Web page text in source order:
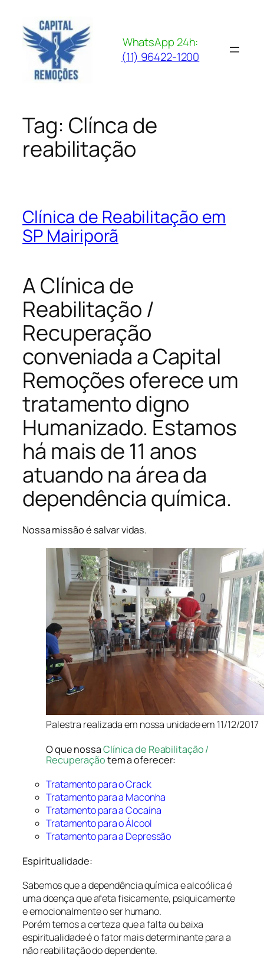
para
conteúdo
WhatsApp 24h:
(11) 96422-1200
Tag: Clínca de
reabilitação
Clínica de Reabilitação em
SP Mairiporã
A Clínica de
Reabilitação /
Recuperação
conveniada a Capital
Remoções oferece um
tratamento digno
Humanizado. Estamos
há mais de 11 anos
atuando na área da
dependência química.
Nossa missão é salvar vidas.
Palestra realizada em nossa unidade em 11/12/2017
O que nossaClínica de Reabilitação /
Recuperaçãotem a oferecer:
Tratamento para o Crack
Tratamento para a Maconha
Tratamento para a Cocaína
Tratamento para o Álcool
Tratamento para a Depressão
Espiritualidade:
Sabemos que a dependência química e alcoólica é
uma doença que afeta fisicamente, psiquicamente
e emocionalmente o ser humano.
Porém temos a certeza que a falta ou baixa
espiritualidade é o fator mais determinante para a
não reabilitação do dependente.